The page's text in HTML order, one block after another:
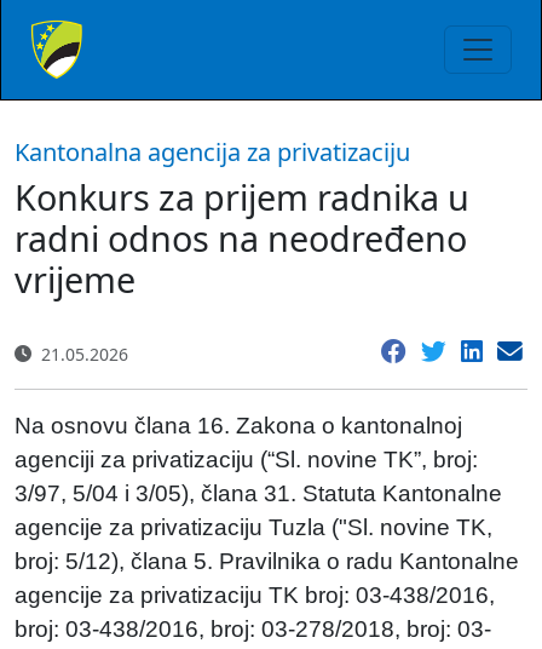
Kantonalna agencija za privatizaciju
Konkurs za prijem radnika u
radni odnos na neodređeno
vrijeme
21.05.2026
Na osnovu člana 16. Zakona o kantonalnoj
agenciji za privatizaciju (“Sl. novine TK”, broj:
3/97, 5/04 i 3/05), člana 31. Statuta Kantonalne
agencije za privatizaciju Tuzla ("Sl. novine TK,
broj: 5/12), člana 5. Pravilnika o radu Kantonalne
agencije za privatizaciju TK broj: 03-438/2016,
broj: 03-438/2016, broj: 03-278/2018, broj: 03-